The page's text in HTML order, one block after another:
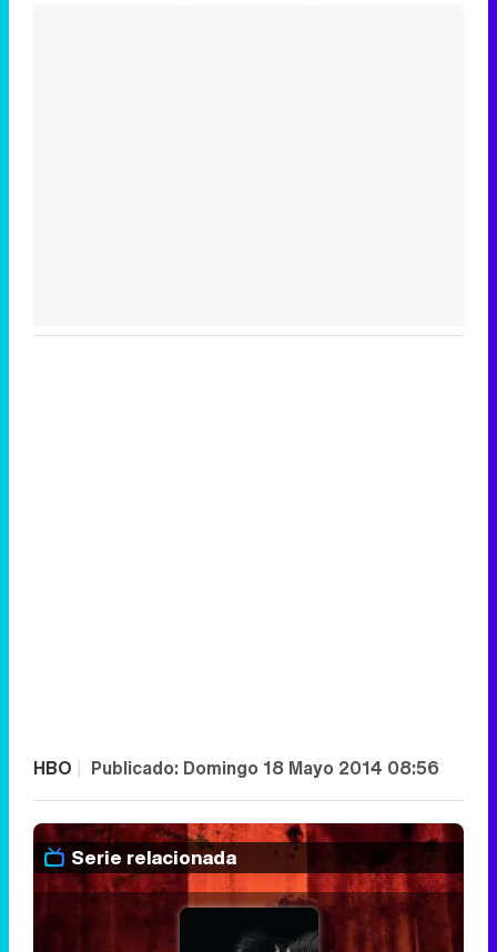
HBO | Publicado: Domingo 18 Mayo 2014 08:56
Serie relacionada